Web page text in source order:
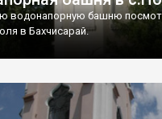
водонапорную башню
в Бахчисарай.